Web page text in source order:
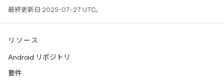
最終更新日 2025-07-27 UTC。
リソース
Android リポジトリ
要件